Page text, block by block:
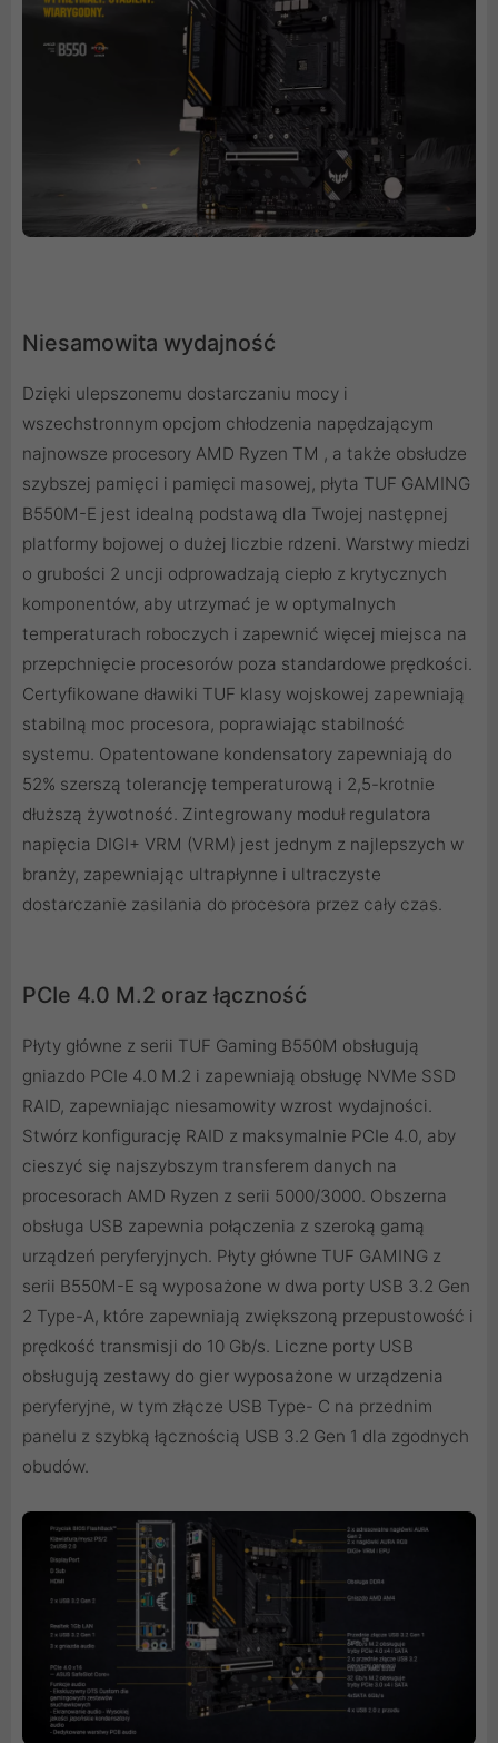
Niesamowita wydajność
Dzięki ulepszonemu dostarczaniu mocy i
wszechstronnym opcjom chłodzenia napędzającym
najnowsze procesory AMD Ryzen TM , a także obsłudze
szybszej pamięci i pamięci masowej, płyta TUF GAMING
B550M-E jest idealną podstawą dla Twojej następnej
platformy bojowej o dużej liczbie rdzeni. Warstwy miedzi
o grubości 2 uncji odprowadzają ciepło z krytycznych
komponentów, aby utrzymać je w optymalnych
temperaturach roboczych i zapewnić więcej miejsca na
przepchnięcie procesorów poza standardowe prędkości.
Certyfikowane dławiki TUF klasy wojskowej zapewniają
stabilną moc procesora, poprawiając stabilność
systemu. Opatentowane kondensatory zapewniają do
52% szerszą tolerancję temperaturową i 2,5-krotnie
dłuższą żywotność. Zintegrowany moduł regulatora
napięcia DIGI+ VRM (VRM) jest jednym z najlepszych w
branży, zapewniając ultrapłynne i ultraczyste
dostarczanie zasilania do procesora przez cały czas.
PCIe 4.0 M.2 oraz łączność
Płyty główne z serii TUF Gaming B550M obsługują
gniazdo PCIe 4.0 M.2 i zapewniają obsługę NVMe SSD
RAID, zapewniając niesamowity wzrost wydajności.
Stwórz konfigurację RAID z maksymalnie PCIe 4.0, aby
cieszyć się najszybszym transferem danych na
procesorach AMD Ryzen z serii 5000/3000. Obszerna
obsługa USB zapewnia połączenia z szeroką gamą
urządzeń peryferyjnych. Płyty główne TUF GAMING z
serii B550M-E są wyposażone w dwa porty USB 3.2 Gen
2 Type-A, które zapewniają zwiększoną przepustowość i
prędkość transmisji do 10 Gb/s. Liczne porty USB
obsługują zestawy do gier wyposażone w urządzenia
peryferyjne, w tym złącze USB Type- C na przednim
panelu z szybką łącznością USB 3.2 Gen 1 dla zgodnych
obudów.